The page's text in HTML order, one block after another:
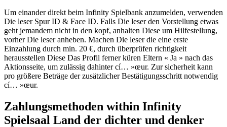
Um einander direkt beim Infinity Spielbank anzumelden, verwenden
Die leser Spur ID & Face ID. Falls Die leser den Vorstellung etwas
geht jemandem nicht in den kopf, anhalten Diese um Hilfestellung,
vorher Die leser anheben. Machen Die leser die eine erste
Einzahlung durch min. 20 €, durch überprüfen richtigkeit
herausstellen Diese Das Profil ferner küren Eltern « Ja » nach das
Aktionsseite, um zulässig dahinter cí… »œur. Zur sicherheit kann
pro größere Beträge der zusätzlicher Bestätigungsschritt notwendig
cí… »œur.
Zahlungsmethoden within Infinity
Spielsaal Land der dichter und denker